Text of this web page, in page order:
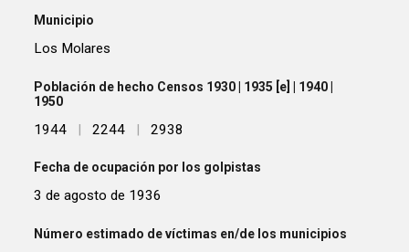
Municipio
Los Molares
Población de hecho Censos 1930 | 1935 [e] | 1940 |
1950
1944 | 2244 | 2938
Fecha de ocupación por los golpistas
3 de agosto de 1936
Número estimado de víctimas en/de los municipios